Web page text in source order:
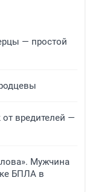
— простой
от вредителей —
Мужчина
БПЛА в